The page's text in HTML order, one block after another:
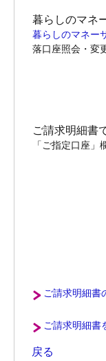
暮らしのマネ
暮らしのマネー
落口座照会・変
ご請求明細書
「ご指定口座」
ご請求明細書
ご請求明細書
戻る